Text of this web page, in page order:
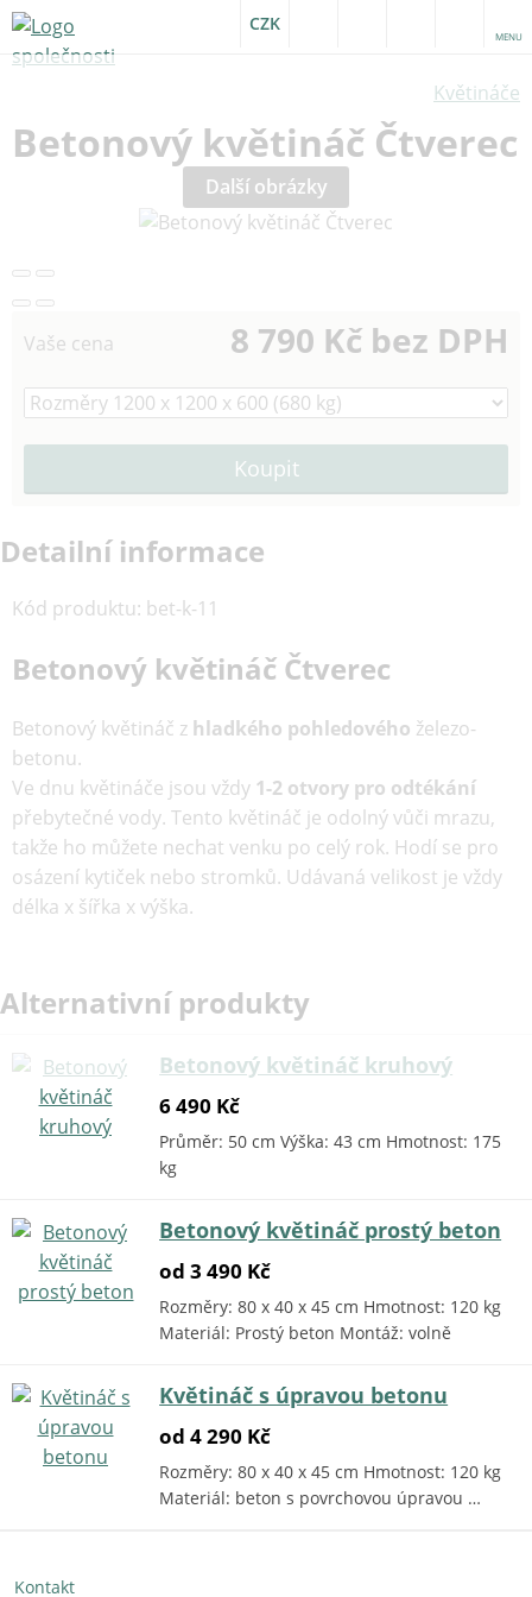
CZK
MENU
Květináče
Betonový květináč Čtverec
Další obrázky
Vaše cena 8 790 Kč bez DPH
Detailní informace
Kód produktu: bet-k-11
Betonový květináč Čtverec
Betonový květináč z hladkého pohledového železo-
betonu.
Ve dnu květináče jsou vždy 1-2 otvory pro odtékání
přebytečné vody. Tento květináč je odolný vůči mrazu,
takže ho můžete nechat venku po celý rok. Hodí se pro
osázení kytiček nebo stromků. Udávaná velikost je vždy
délka x šířka x výška.
Alternativní produkty
Betonový květináč kruhový
6 490 Kč
Průměr: 50 cm Výška: 43 cm Hmotnost: 175
kg
Betonový květináč prostý beton
od 3 490 Kč
Rozměry: 80 x 40 x 45 cm Hmotnost: 120 kg
Materiál: Prostý beton Montáž: volně
Květináč s úpravou betonu
od 4 290 Kč
Rozměry: 80 x 40 x 45 cm Hmotnost: 120 kg
Materiál: beton s povrchovou úpravou …
Kontakt